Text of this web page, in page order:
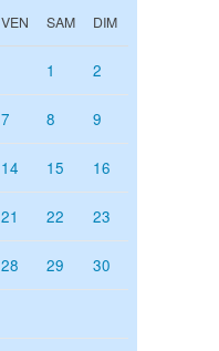
VEN SAM DIM
1 2
7 8 9
14 15 16
21 22 23
28 29 30